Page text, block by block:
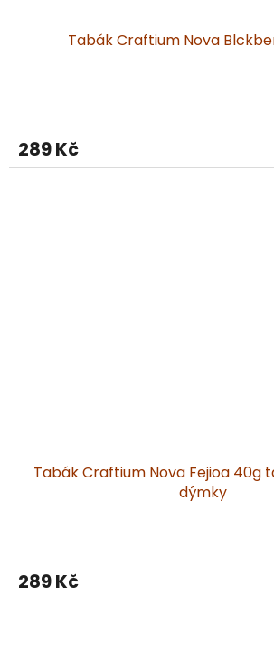
Tabák Craftium Nova
289 Kč
Tabák Craftium Nova Fejioa 40g
dýmky
289 Kč